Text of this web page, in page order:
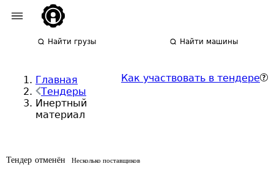
Найти грузы Найти машины
Главная
Тендеры
Инертный
материал
Как участвовать в тендере
Тендер отменён Несколько поставщиков